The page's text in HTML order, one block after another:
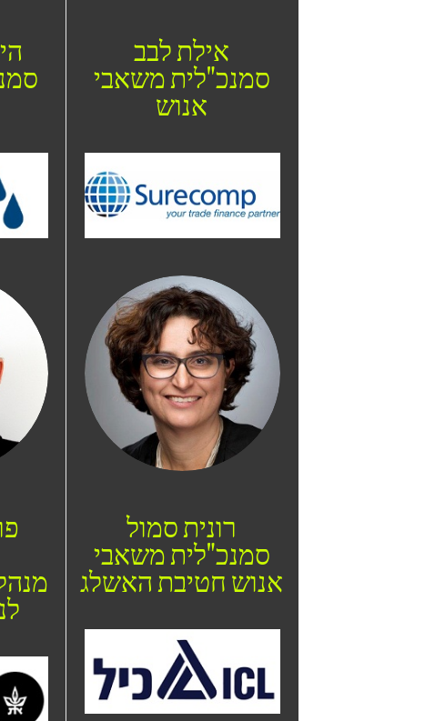
אילת לבב
סמנכ"לית משאבי
אנוש
רונית סמול
סמנכ"לית משאבי
אנוש חטיבת האשלג